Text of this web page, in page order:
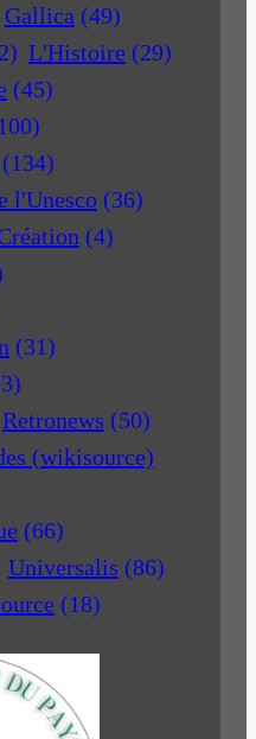
Gallica (49)
L'Histoire (29)
(45)
(134)
l'Unesco (36)
(4)
(31)
Retronews (50)
(wikisource)
(66)
Universalis (86)
(18)